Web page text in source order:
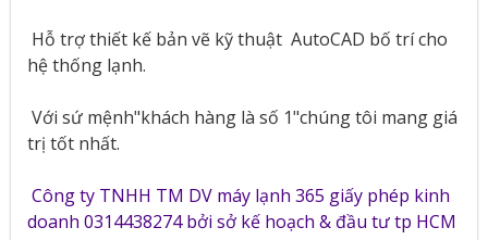
Hỗ trợ thiết kế bản vẽ kỹ thuật AutoCAD bố trí cho
hệ thống lạnh.
Với sứ mệnh"khách hàng là số 1"chúng tôi mang giá
trị tốt nhất.
Công ty TNHH TM DV máy lạnh 365 giấy phép kinh
doanh 0314438274 bởi sở kế hoạch & đầu tư tp HCM